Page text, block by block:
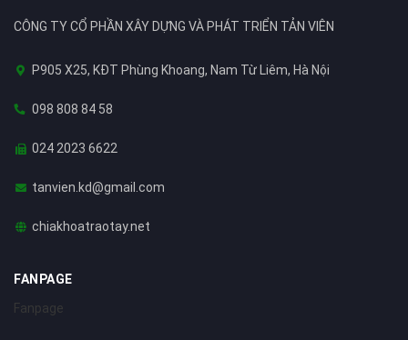
CÔNG TY CỔ PHẦN XÂY DỰNG VÀ PHÁT TRIỂN TẢN VIÊN
P905 X25, KĐT Phùng Khoang, Nam Từ Liêm, Hà Nội
098 808 84 58
024 2023 6622
tanvien.kd@gmail.com
chiakhoatraotay.net
FANPAGE
Fanpage